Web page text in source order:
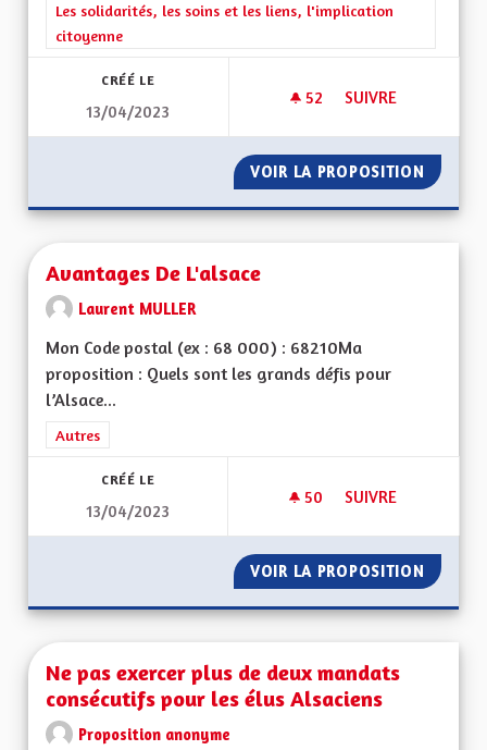
Filtrer les résultats de la catégorie : Les solidarités, les soins
Les solidarités, les soins et les liens, l'implication
citoyenne
CRÉÉ LE
13/04/2023
52 52 ABONNÉS
SUIVRE
VOIR LA PROPOSITION MA
Avantages De L'alsace
Laurent MULLER
Mon Code postal (ex : 68 000) : 68210Ma
proposition : Quels sont les grands défis pour
l’Alsace...
Filtrer les résultats de la catégorie : Autres
Autres
CRÉÉ LE
13/04/2023
50 50 ABONNÉS
SUIVRE
VOIR LA PROPOSITION
Ne pas exercer plus de deux mandats
consécutifs pour les élus Alsaciens
Proposition anonyme